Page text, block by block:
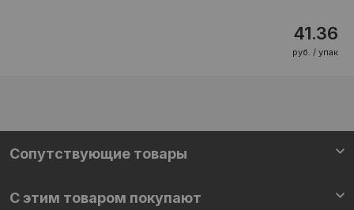
41.36
руб. / упак
Сопутствующие товары
С этим товаром покупают